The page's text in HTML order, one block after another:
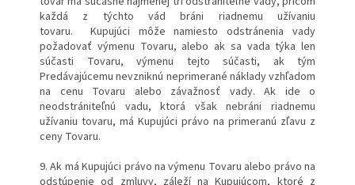
každá z týchto vád bráni riadnemu užívaniu
tovaru. Kupujúci môže namiesto odstránenia vady
požadovať výmenu Tovaru, alebo ak sa vada týka len
súčasti Tovaru, výmenu tejto súčasti, ak tým
Predávajúcemu nevzniknú neprimerané náklady vzhľadom
na cenu Tovaru alebo závažnosť vady. Ak ide o
neodstrániteľnú vadu, ktorá však nebráni riadnemu
užívaniu tovaru, má Kupujúci právo na primeranú zľavu z
ceny Tovaru.
9. Ak má Kupujúci právo na výmenu Tovaru alebo právo na
odstúpenie od zmluvy, záleží na Kupujúcom, ktoré z